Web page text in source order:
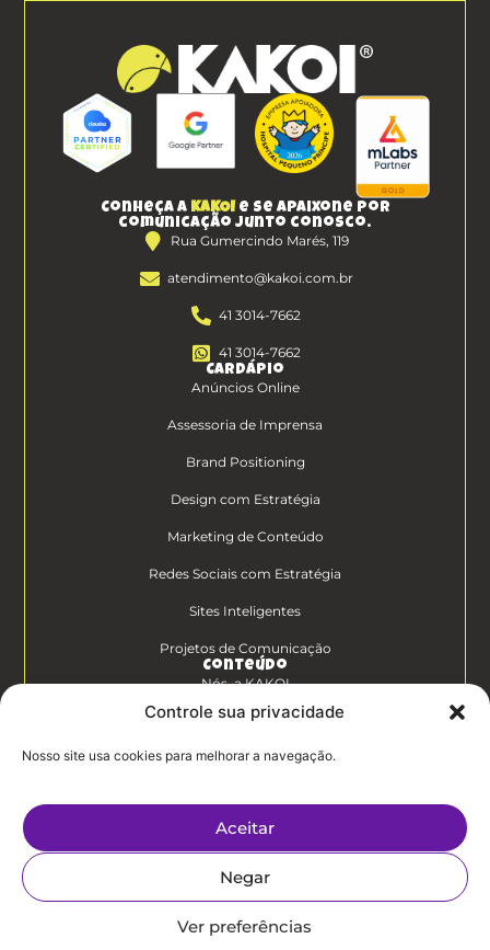
Controle sua privacidade
Nosso site usa cookies para melhorar a navegação.
Aceitar
Negar
Ver preferências
Conheça a KAKOI e se apaixone por
comunicação junto conosco.
Rua Gumercindo Marés, 119
atendimento@kakoi.com.br
41 3014-7662
41 3014-7662
Cardápio
Anúncios Online
Assessoria de Imprensa
Brand Positioning
Design com Estratégia
Marketing de Conteúdo
Redes Sociais com Estratégia
Sites Inteligentes
Projetos de Comunicação
Conteúdo
Nós, a KAKOI
Diferenciais Clientes KAKOI
KAKOICast
Trabalhe Conosco
Politíca de